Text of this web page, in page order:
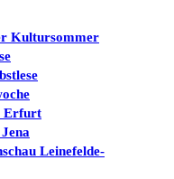
Kultursommer
Erfurt
Leinefelde-